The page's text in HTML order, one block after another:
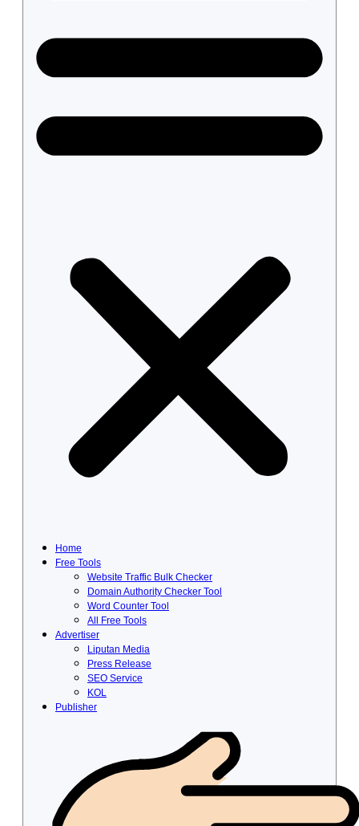
Home
Free Tools
Website Traffic Bulk Checker
Domain Authority Checker Tool
Word Counter Tool
All Free Tools
Advertiser
Liputan Media
Press Release
SEO Service
KOL
Publisher